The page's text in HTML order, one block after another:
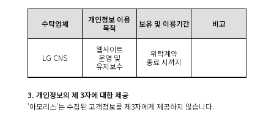
수탁업체
개인정보 이용
목적
보유 및 이용기간 비고
LG CNS
웹사이트
운영 및
유지보수
위탁계약
종료 시까지
3. 개인정보의 제 3자에 대한 제공
'아모리스'는 수집된 고객정보를 제3자에게 제공하지 않습니다.